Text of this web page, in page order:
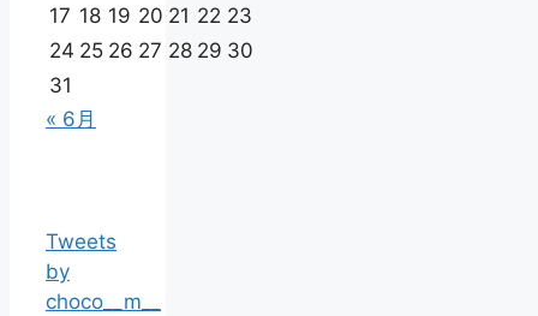
17 18 19 20 21 22 23
24 25 26 27 28 29 30
31
« 6月
Tweets
by
choco__m__